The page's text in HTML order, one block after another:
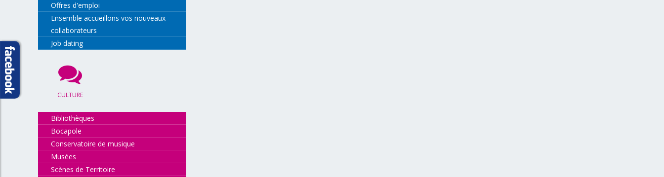
Offres d'emploi
Ensemble accueillons vos nouveaux
collaborateurs
Job dating
CULTURE
Bibliothèques
Bocapole
Conservatoire de musique
Musées
Scènes de Territoire